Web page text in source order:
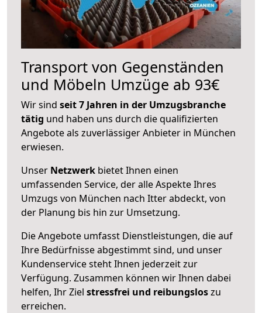
Transport von Gegenständen
und Möbeln Umzüge ab 93€
Wir sind seit 7 Jahren in der Umzugsbranche
tätig und haben uns durch die qualifizierten
Angebote als zuverlässiger Anbieter in München
erwiesen.
Unser Netzwerk bietet Ihnen einen
umfassenden Service, der alle Aspekte Ihres
Umzugs von München nach Itter abdeckt, von
der Planung bis hin zur Umsetzung.
Die Angebote umfasst Dienstleistungen, die auf
Ihre Bedürfnisse abgestimmt sind, und unser
Kundenservice steht Ihnen jederzeit zur
Verfügung. Zusammen können wir Ihnen dabei
helfen, Ihr Ziel stressfrei und reibungsloszu
erreichen.